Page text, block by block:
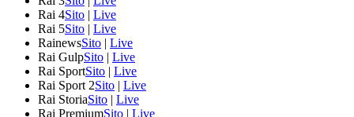
Rai 4Sito | Live
Rai 5Sito | Live
RainewsSito | Live
Rai GulpSito | Live
Rai SportSito | Live
Rai Sport 2Sito | Live
Rai StoriaSito | Live
Rai PremiumSito | Live